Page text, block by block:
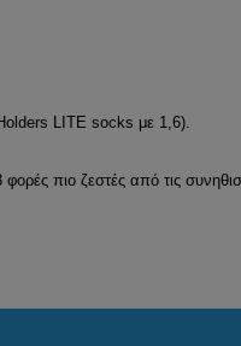
LITE socks με 1,6).
πιο ζεστές από τις